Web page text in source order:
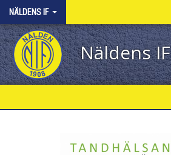
NÄLDENS IF
Näldens IF
IB WINTHERS MINNESFOND